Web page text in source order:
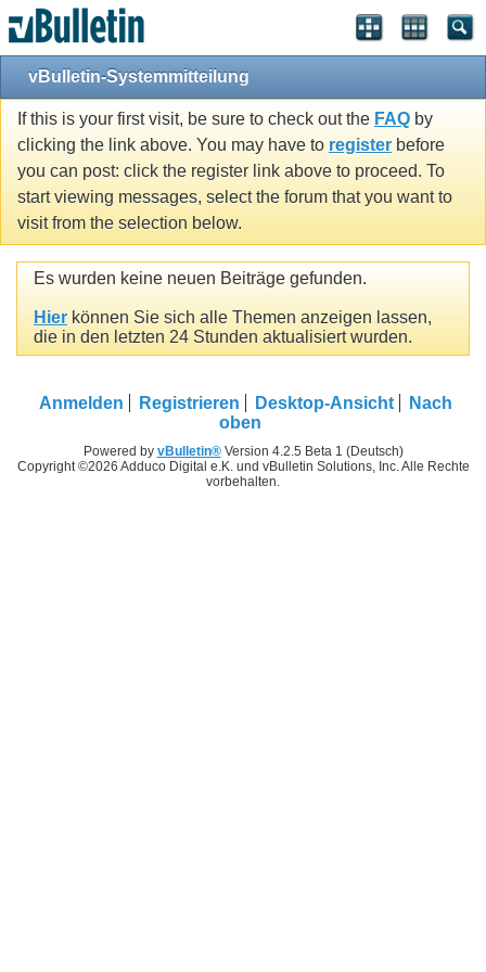
vBulletin-Systemmitteilung
If this is your first visit, be sure to check out the FAQ by
clicking the link above. You may have to register before
you can post: click the register link above to proceed. To
start viewing messages, select the forum that you want to
visit from the selection below.
Es wurden keine neuen Beiträge gefunden.
Hier können Sie sich alle Themen anzeigen lassen,
die in den letzten 24 Stunden aktualisiert wurden.
Anmelden Registrieren Desktop-Ansicht
Nach
oben
Powered by vBulletin®Version 4.2.5 Beta 1 (Deutsch)
Copyright ©2026 Adduco Digital e.K. und vBulletin Solutions, Inc. Alle Rechte
vorbehalten.